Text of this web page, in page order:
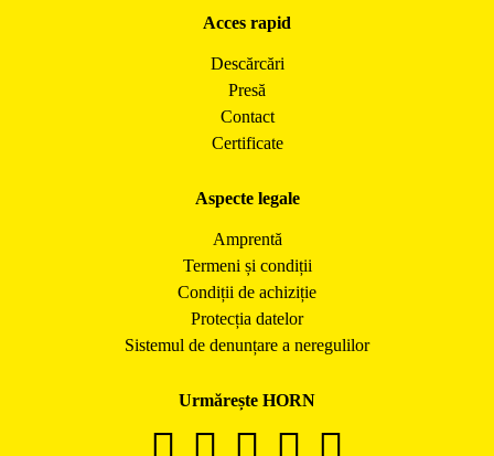
Acces rapid
Descărcări
Presă
Contact
Certificate
Aspecte legale
Amprentă
Termeni și condiții
Condiții de achiziție
Protecția datelor
Sistemul de denunțare a neregulilor
Urmărește HORN